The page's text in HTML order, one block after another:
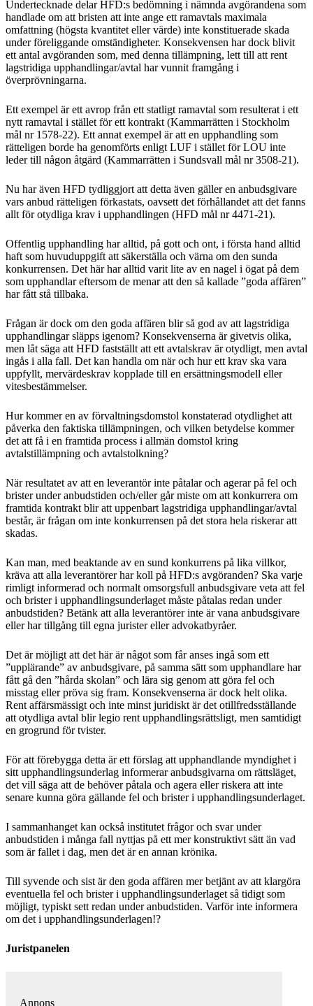
Undertecknade delar HFD:s bedömning i nämnda avgörandena som
handlade om att bristen att inte ange ett ramavtals maximala
omfattning (högsta kvantitet eller värde) inte konstituerade skada
under föreliggande omständigheter. Konsekvensen har dock blivit
ett antal avgöranden som, med denna tillämpning, lett till att rent
lagstridiga upphandlingar/avtal har vunnit framgång i
överprövningarna.
Ett exempel är ett avrop från ett statligt ramavtal som resulterat i ett
nytt ramavtal i stället för ett kontrakt (Kammarrätten i Stockholm
mål nr 1578-22). Ett annat exempel är att en upphandling som
rätteligen borde ha genomförts enligt LUF i stället för LOU inte
leder till någon åtgärd (Kammarrätten i Sundsvall mål nr 3508-21).
Nu har även HFD tydliggjort att detta även gäller en anbudsgivare
vars anbud rätteligen förkastats, oavsett det förhållandet att det fanns
allt för otydliga krav i upphandlingen (HFD mål nr 4471-21).
Offentlig upphandling har alltid, på gott och ont, i första hand alltid
haft som huvuduppgift att säkerställa och värna om den sunda
konkurrensen. Det här har alltid varit lite av en nagel i ögat på dem
som upphandlar eftersom de menar att den så kallade ”goda affären”
har fått stå tillbaka.
Frågan är dock om den goda affären blir så god av att lagstridiga
upphandlingar släpps igenom? Konsekvenserna är givetvis olika,
men låt säga att HFD fastställt att ett avtalskrav är otydligt, men avtal
ingås i alla fall. Det kan handla om när och hur ett krav ska vara
uppfyllt, mervärdeskrav kopplade till en ersättningsmodell eller
vitesbestämmelser.
Hur kommer en av förvaltningsdomstol konstaterad otydlighet att
påverka den faktiska tillämpningen, och vilken betydelse kommer
det att få i en framtida process i allmän domstol kring
avtalstillämpning och avtalstolkning?
När resultatet av att en leverantör inte påtalar och agerar på fel och
brister under anbudstiden och/eller går miste om att konkurrera om
framtida kontrakt blir att uppenbart lagstridiga upphandlingar/avtal
består, är frågan om inte konkurrensen på det stora hela riskerar att
skadas.
Kan man, med beaktande av en sund konkurrens på lika villkor,
kräva att alla leverantörer har koll på HFD:s avgöranden? Ska varje
rimligt informerad och normalt omsorgsfull anbudsgivare veta att fel
och brister i upphandlingsunderlaget måste påtalas redan under
anbudstiden? Betänk att alla leverantörer inte är vana anbudsgivare
eller har tillgång till egna jurister eller advokatbyråer.
Det är möjligt att det här är något som får anses ingå som ett
”upplärande” av anbudsgivare, på samma sätt som upphandlare har
fått gå den ”hårda skolan” och lära sig genom att göra fel och
misstag eller pröva sig fram. Konsekvenserna är dock helt olika.
Rent affärsmässigt och inte minst juridiskt är det otillfredsställande
att otydliga avtal blir legio rent upphandlingsrättsligt, men samtidigt
en grogrund för tvister.
För att förebygga detta är ett förslag att upphandlande myndighet i
sitt upphandlingsunderlag informerar anbudsgivarna om rättsläget,
det vill säga att de behöver påtala och agera eller riskera att inte
senare kunna göra gällande fel och brister i upphandlingsunderlaget.
I sammanhanget kan också institutet frågor och svar under
anbudstiden i många fall nyttjas på ett mer konstruktivt sätt än vad
som är fallet i dag, men det är en annan krönika.
Till syvende och sist är den goda affären mer betjänt av att klargöra
eventuella fel och brister i upphandlingsunderlaget så tidigt som
möjligt, typiskt sett redan under anbudstiden. Varför inte informera
om det i upphandlingsunderlagen!?
Juristpanelen
Annons